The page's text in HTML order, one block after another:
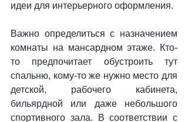
идеи для интерьерного оформления.
Важно определиться с назначением
комнаты на мансардном этаже. Кто-
то предпочитает обустроить тут
спальню, кому-то же нужно место для
детской, рабочего кабинета,
бильярдной или даже небольшого
спортивного зала. В соответствии с